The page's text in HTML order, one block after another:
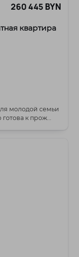
260 445 BYN
квартира
молодой семьи
к прож...